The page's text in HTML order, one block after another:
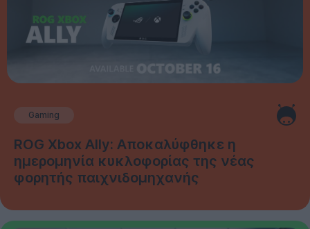
Gaming
ROG Xbox Ally: Αποκαλύφθηκε η
ημερομηνία κυκλοφορίας της νέας
φορητής παιχνιδομηχανής